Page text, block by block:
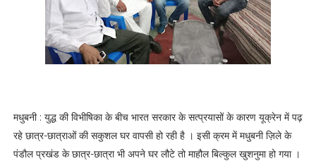
मधुबनी : युद्ध की विभीषिका के बीच भारत सरकार के सत्प्रयासों के कारण यूक्रेन में पढ़
रहे छात्र-छात्राओं की सकुशल घर वापसी हो रही है । इसी क्रम में मधुबनी ज़िले के
पंडौल प्रखंड के छात्र-छात्रा भी अपने घर लौटे तो माहौल बिल्कुल खुशनुमा हो गया ।